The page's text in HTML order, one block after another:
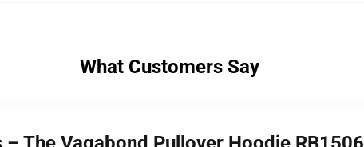
What Customers Say